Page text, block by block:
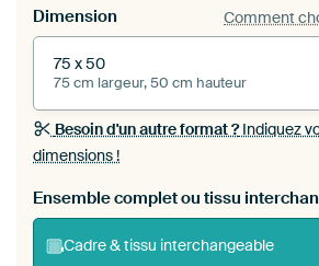
Dimension Comment
75 x 50
75 cm largeur, 50 cm hauteur
Besoin d'un autre format ?Indiquez
dimensions !
Ensemble complet ou tissu
Cadre & tissu interchangeable